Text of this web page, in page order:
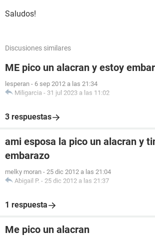
Saludos!
Discusiones similares
ME pico un alacran y estoy
lesperan - 6 sep 2012 a las 21:34
Miligarcia - 31 jul 2023 a las 11:02
3 respuestas
ami esposa la pico un alacran y
embarazo
melky moran - 25 dic 2012 a las 21:04
Abigail P. - 25 dic 2012 a las 21:37
1 respuesta
Me pico un alacran